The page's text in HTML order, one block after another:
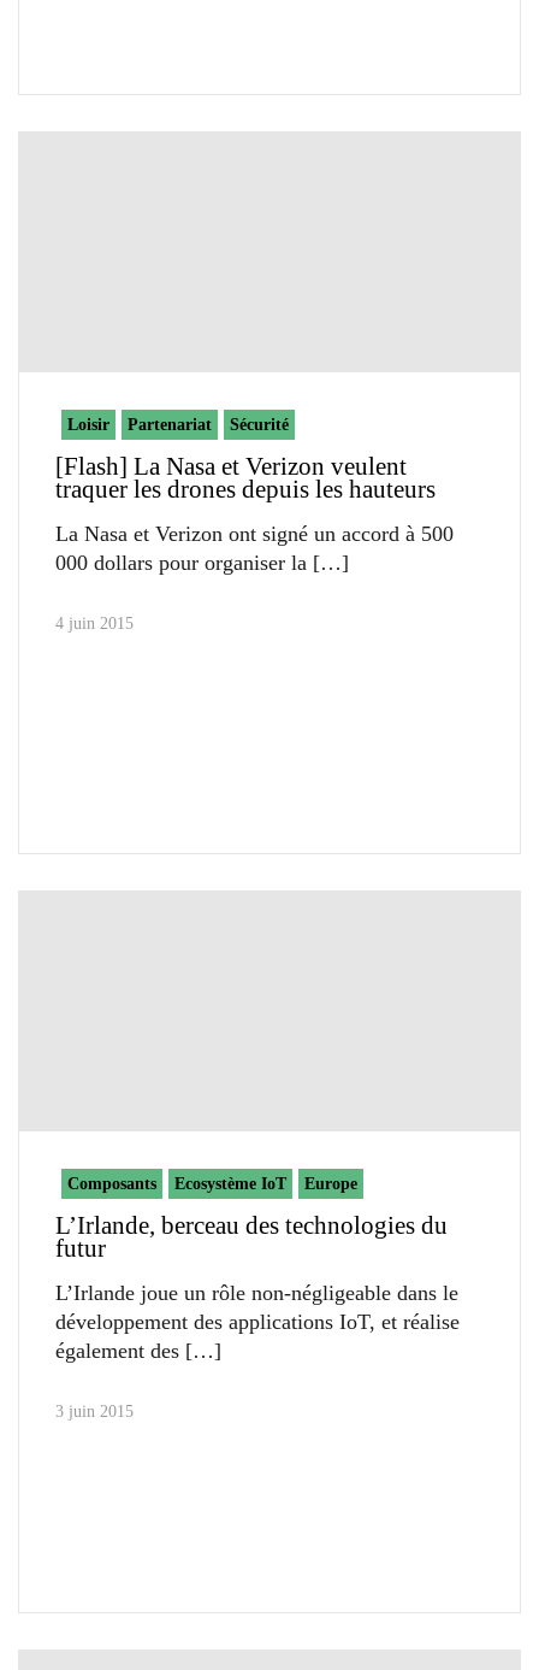
Loisir Partenariat Sécurité
[Flash] La Nasa et Verizon veulent
traquer les drones depuis les hauteurs
La Nasa et Verizon ont signé un accord à 500
000 dollars pour organiser la
4 juin 2015
Composants Ecosystème IoT Europe
L’Irlande, berceau des technologies du
futur
L’Irlande joue un rôle non-négligeable dans le
développement des applications IoT, et réalise
également des
3 juin 2015